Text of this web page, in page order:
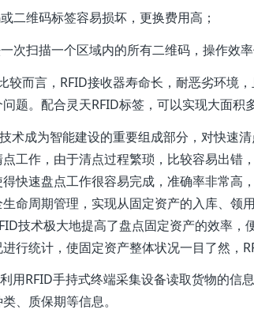
二维码标签容易损坏，更换费用高；
次扫描一个区域内的所有二维码，操作效率
而言，RFID接收器寿命长，耐恶劣环境
题。配合灵天RFID标签，可以实现大面积
术成为智能建设的重要组成部分，对快速
点工作，由于清点过程繁琐，比较容易出错
快速盘点工作很容易完成，准确率非常高
命周期管理，实现从固定资产的入库、领
技术极大地提高了盘点固定资产的效率
行统计，使固定资产整体状况一目了然，
手持式终端采集设备读取货物的信息
、质保期等信息。